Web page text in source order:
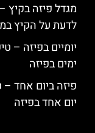
מגדל פיזה
לדעת על הקיץ
ימים בפיזה
פיזה ביום אחד
יום אחד בפיזה